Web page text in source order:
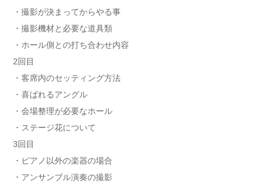
・撮影が決まってからやる事
・撮影機材と必要な道具類
・ホール側との打ち合わせ内容
2回目
・客席内のセッティング方法
・喜ばれるアングル
・会場整理が必要なホール
・ステージ花について
3回目
・ピアノ以外の楽器の場合
・アンサンブル演奏の撮影